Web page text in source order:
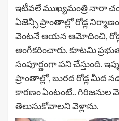
ఇటీవలే ముఖ్యమంత్రి నారా
ఏజెన్సీ ప్రాంతాల్లో రోడ్ల
వెంటనే ఆయన ఆమోదించి,
అంగీకరించారు. కూటమి
సంపూర్ణంగా పని చేస్తుంది.
ప్రాంతాల్లో, బురద రోడ్ల మీద
కారణం ఏంటంటే.. గిరిజనుల
తెలుసుకోవాలని వెళ్లాను.